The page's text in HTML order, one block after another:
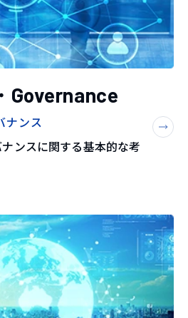
Governance
ナンス
ンスに関する基本的な考